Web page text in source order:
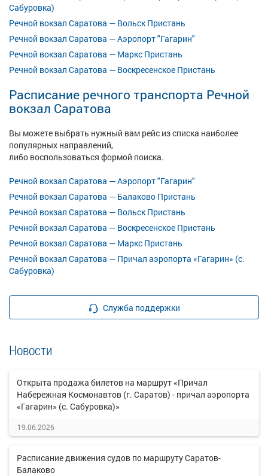
Сабуровка)
Речной вокзал Саратова — Вольск Пристань
Речной вокзал Саратова — Аэропорт "Гагарин"
Речной вокзал Саратова — Маркс Пристань
Речной вокзал Саратова — Воскресенское Пристань
Расписание речного транспорта Речной
вокзал Саратова
Вы можете выбрать нужный вам рейс из списка наиболее
популярных направлений,
либо воспользоваться формой поиска.
Речной вокзал Саратова — Аэропорт "Гагарин"
Речной вокзал Саратова — Балаково Пристань
Речной вокзал Саратова — Вольск Пристань
Речной вокзал Саратова — Воскресенское Пристань
Речной вокзал Саратова — Маркс Пристань
Речной вокзал Саратова — Причал аэропорта «Гагарин» (с.
Сабуровка)
Служба поддержки
Новости
Открыта продажа билетов на маршрут «Причал
Набережная Космонавтов (г. Саратов) - причал аэропорта
«Гагарин» (с. Сабуровка)»
19.06.2026
Расписание движения судов по маршруту Саратов-
Балаково